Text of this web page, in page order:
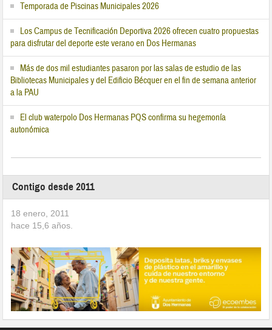
Temporada de Piscinas Municipales 2026
Los Campus de Tecnificación Deportiva 2026 ofrecen cuatro propuestas
para disfrutar del deporte este verano en Dos Hermanas
Más de dos mil estudiantes pasaron por las salas de estudio de las
Bibliotecas Municipales y del Edificio Bécquer en el fin de semana anterior
a la PAU
El club waterpolo Dos Hermanas PQS confirma su hegemonía
autonómica
Contigo desde 2011
18 enero, 2011
hace 15,6 años.